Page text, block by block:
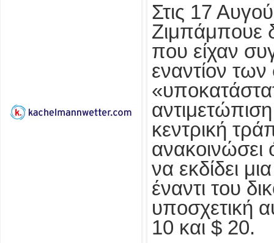
Στις 17
Ζιμπάμπουε
που είχαν
εναντίον
κεντρική
ανακοινώσει
να εκδίδει
έναντι του
υποσχετική
10 και $ 20.